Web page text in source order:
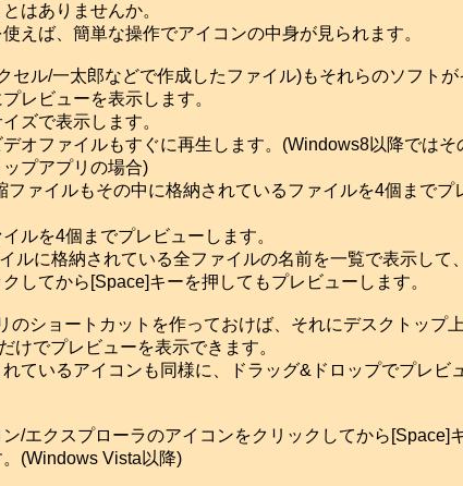
はありませんか。
えば、簡単な操作でアイコンの中身が見られます。
ル/一太郎などで作成したファイル)もそれらのソフトが
レビューを表示します。
ズで表示します。
オファイルもすぐに再生します。(Windows8以降ではそ
プアプリの場合)
ァイルもその中に格納されているファイルを4個までプ
ルを4個までプレビューします。
ルに格納されている全ファイルの名前を一覧で表示して
してから[Space]キーを押してもプレビューします。
のショートカットを作っておけば、それにデスクトップ
けでプレビューを表示できます。
ているアイコンも同様に、ドラッグ&ドロップでプレビ
/エクスプローラのアイコンをクリックしてから[Space]
(Windows Vista以降)